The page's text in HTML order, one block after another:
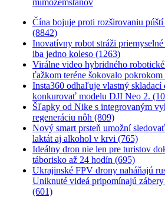
Čína bojuje proti rozširovaniu púští
(8842)
Inovatívny robot stráži
iba jedno koleso (1263)
Virálne video hybridného
ťažkom teréne šokovalo
Insta360 odhaľuje vlastný
konkurovať modelu DJI Neo 2.
Šľapky od Nike s integrovaným
regeneráciu nôh (809)
Nový smart prsteň umožní
laktát aj alkohol v krvi (765)
Ideálny dron nie len pre turistov
táborisko až 24 hodín (695)
Ukrajinské FPV drony naháňajú
Uniknuté videá pripomínajú
(601)